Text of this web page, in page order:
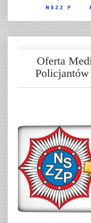
Oferta